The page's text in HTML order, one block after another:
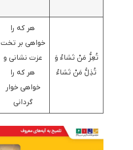
تُعِزُّ مَنْ تَشاءُ وَ
تُذِلُّ مَنْ تَشاءُ
هر که را
خواهی بر تخت
عزت نشانی و
هر که را
خواهی خوار
گردانی